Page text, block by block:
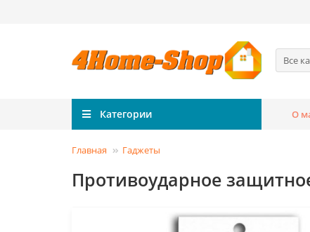
Все
Категории О
Главная Гаджеты
Противоударное